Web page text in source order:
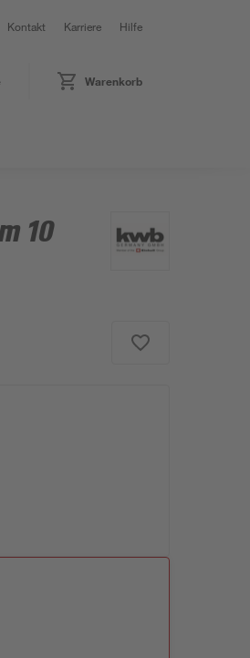
Kontakt Karriere Hilfe
Warenkorb
10